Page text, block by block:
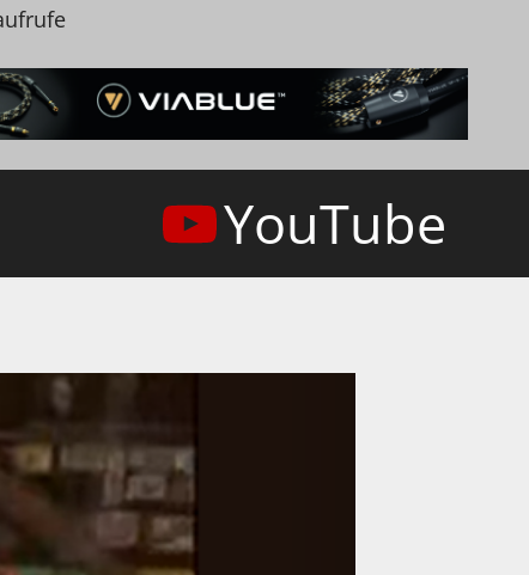
YouTube